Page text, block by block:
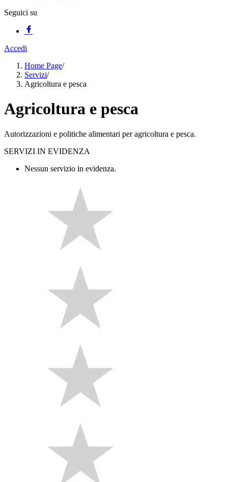
Seguici su
Accedi
Home Page/
Servizi/
Agricoltura e pesca
Agricoltura e pesca
Autorizzazioni e politiche alimentari per agricoltura e pesca.
SERVIZI IN EVIDENZA
Nessun servizio in evidenza.